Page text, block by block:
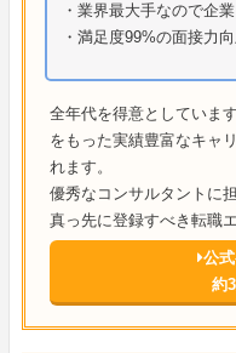
・業界最大手なので企
・満足度99%の面接力
全年代を得意としていま
をもった実績豊富なキャ
れます。
優秀なコンサルタントに
真っ先に登録すべき転職
公
約